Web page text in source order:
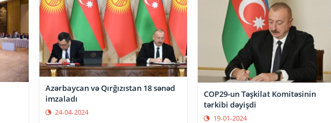
Azərbaycan və Qırğızıstan 18 sənəd
imzaladı
24-04-2024
COP29-un Təşkilat Komitəsinin
tərkibi dəyişdi
19-01-2024